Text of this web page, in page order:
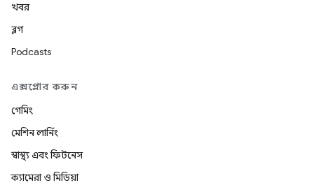
খবর
ব্লগ
Podcasts
এক্সপ্লোর করুন
গেমিং
মেশিন লার্নিং
স্বাস্থ্য এবং ফিটনেস
ক্যামেরা ও মিডিয়া